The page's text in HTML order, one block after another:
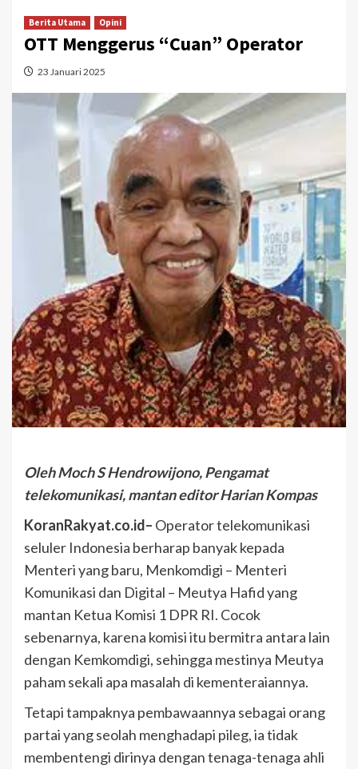
Berita Utama Opini
OTT Menggerus “Cuan” Operator
23 Januari 2025
Oleh Moch S Hendrowijono, Pengamat
telekomunikasi, mantan editor Harian Kompas
KoranRakyat.co.id– Operator telekomunikasi
seluler Indonesia berharap banyak kepada
Menteri yang baru, Menkomdigi – Menteri
Komunikasi dan Digital – Meutya Hafid yang
mantan Ketua Komisi 1 DPR RI. Cocok
sebenarnya, karena komisi itu bermitra antara lain
dengan Kemkomdigi, sehingga mestinya Meutya
paham sekali apa masalah di kementeraiannya.
Tetapi tampaknya pembawaannya sebagai orang
partai yang seolah menghadapi pileg, ia tidak
membentengi dirinya dengan tenaga-tenaga ahli